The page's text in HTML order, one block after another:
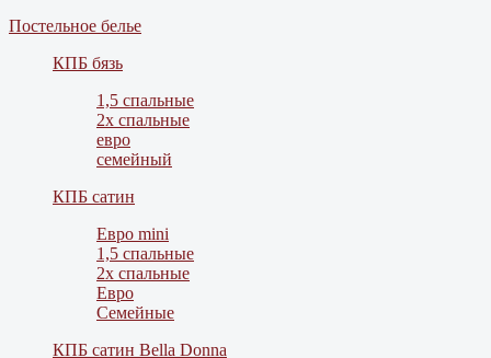
Постельное белье
КПБ бязь
1,5 спальные
2х спальные
евро
семейный
КПБ сатин
Евро mini
1,5 спальные
2х спальные
Евро
Семейные
КПБ сатин Bella Donna